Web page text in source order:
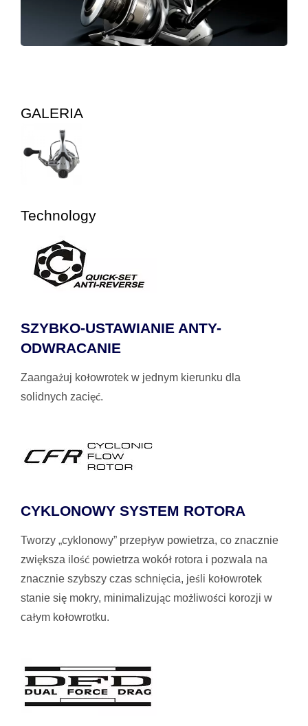
GALERIA
Technology
SZYBKO-USTAWIANIE ANTY-
ODWRACANIE
Zaangażuj kołowrotek w jednym kierunku dla
solidnych zacięć.
CYKLONOWY SYSTEM ROTORA
Tworzy „cyklonowy” przepływ powietrza, co znacznie
zwiększa ilość powietrza wokół rotora i pozwala na
znacznie szybszy czas schnięcia, jeśli kołowrotek
stanie się mokry, minimalizując możliwości korozji w
całym kołowrotku.